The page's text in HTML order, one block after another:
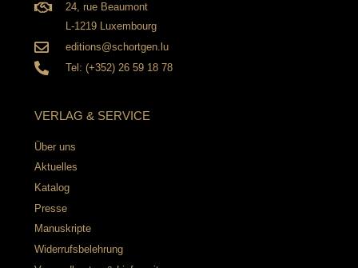
24, rue Beaumont
L-1219 Luxembourg
editions@schortgen.lu
Tel: (+352) 26 59 18 78
VERLAG & SERVICE
Über uns
Aktuelles
Katalog
Presse
Manuskripte
Widerrufsbelehrung